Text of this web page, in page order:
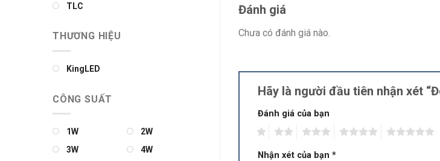
Đánh giá
Chưa có đánh giá nào.
Hãy là người đầu tiên nhận xét
Đánh giá của bạn
Nhận xét của bạn *
TLC
THƯƠNG HIỆU
KingLED
CÔNG SUẤT
1W
2W
3W
4W